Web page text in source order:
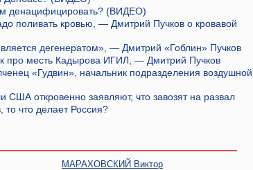
денацифицировать? (ВИДЕО)
поливать кровью, — Дмитрий Пучков о кровавой
дегенератом», — Дмитрий «Гоблин» Пучков
про месть Кадырова ИГИЛ, — Дмитрий Пучков
«Гудвин», начальник подразделения воздушной
США откровенно заявляют, что завозят на развал
что делает Россия?
МАРАХОВСКИЙ Виктор